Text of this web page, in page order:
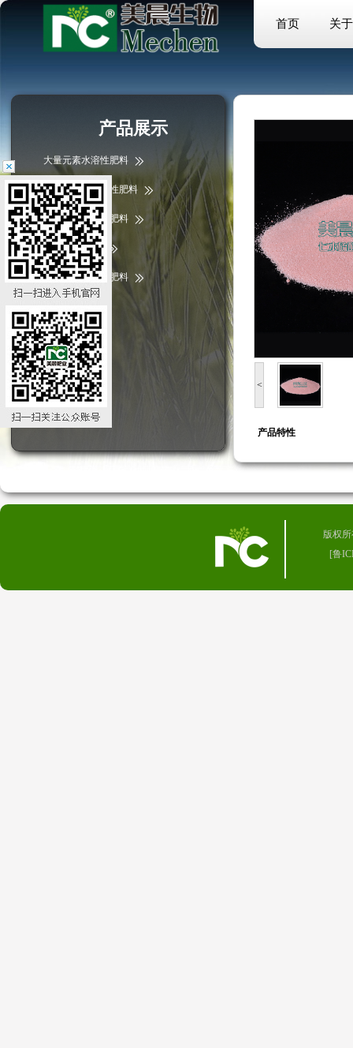
首页 关
产品展示
大量元素水溶性肥料
中微量元素水溶性肥料
微量元素水溶性肥料
掺混肥/复合肥
含腐植酸水溶性肥料
液体肥料
硫酸镁
<
产品特性
版权
[鲁